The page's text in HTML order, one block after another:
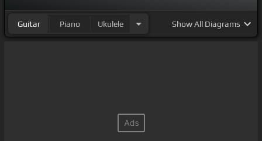
Guitar Piano Ukulele ShowAll Diagrams